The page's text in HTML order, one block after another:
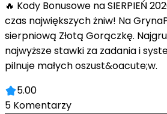
🔥 Kody Bonusowe na SIERPIEŃ
czas największych żniw! Na
sierpniową Złotą Gorączkę.
najwyższe stawki za zadania i
pilnuje małych oszust&oacute;w.
5.00
5 Komentarzy